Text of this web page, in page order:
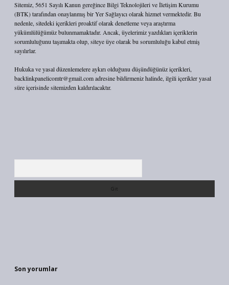
Sitemiz, 5651 Sayılı Kanun gereğince Bilgi Teknolojileri ve İletişim Kurumu
(BTK) tarafından onaylanmış bir Yer Sağlayıcı olarak hizmet vermektedir. Bu
nedenle, sitedeki içerikleri proaktif olarak denetleme veya araştırma
yükümlülüğümüz bulunmamaktadır. Ancak, üyelerimiz yazdıkları içeriklerin
sorumluluğunu taşımakta olup, siteye üye olarak bu sorumluluğu kabul etmiş
sayılırlar.
Hukuka ve yasal düzenlemelere aykırı olduğunu düşündüğünüz içerikleri,
backlinkpanelicomtr@gmail.comadresine bildirmeniz halinde, ilgili içerikler yasal
süre içerisinde sitemizden kaldırılacaktır.
Son yorumlar